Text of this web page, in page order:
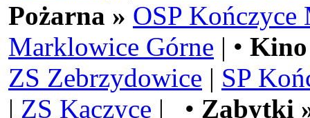
Pożarna » OSP Kończyce
Marklowice Górne | •
ZS Zebrzydowice | SP
| ZS Kaczyce | • Zabytki